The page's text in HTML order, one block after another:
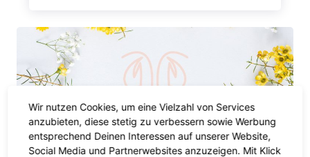
Wir nutzen Cookies, um eine Vielzahl von Services
anzubieten, diese stetig zu verbessern sowie Werbung
entsprechend Deinen Interessen auf unserer Website,
Social Media und Partnerwebsites anzuzeigen. Mit Klick